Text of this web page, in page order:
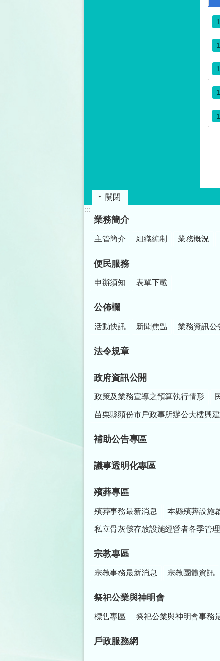
關閉
:::
業務簡介
主管簡介 組織編制 業務概況
便民服務
申辦須知 表單下載
公佈欄
活動快訊 新聞焦點 業務資訊公
法令規章
政府資訊公開
政策及業務宣導之預算執行情形
苗栗縣頭份市戶政事所辦公大樓興
補助公告專區
議事透明化專區
殯葬專區
殯葬事務最新消息 本縣殯葬設施
私立骨灰骸存放設施經營者各季管
宗教專區
宗教事務最新消息 宗教團體資訊
祭祀公業與神明會
標售專區 祭祀公業與神明會事務
戶政服務網